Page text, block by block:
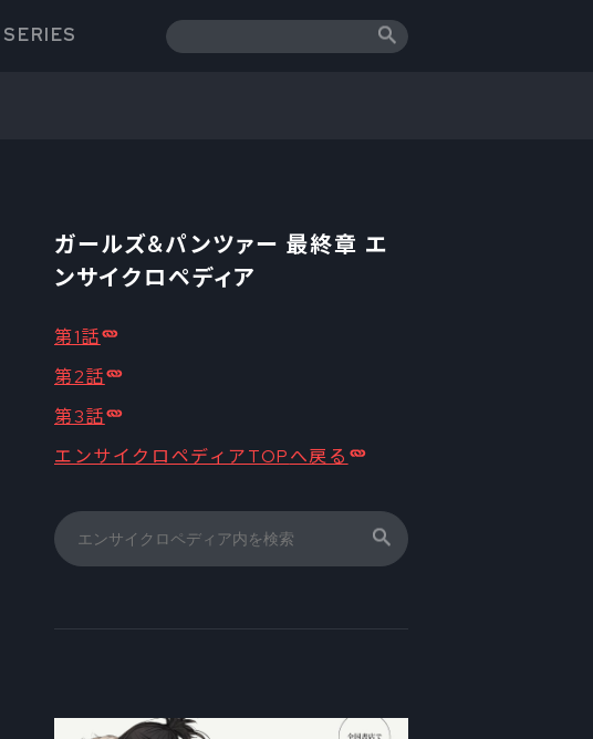
SERIES
ガールズ&パンツァー 最終章 エ
ンサイクロペディア
第1話
第2話
第3話
エンサイクロペディアTOPへ戻る